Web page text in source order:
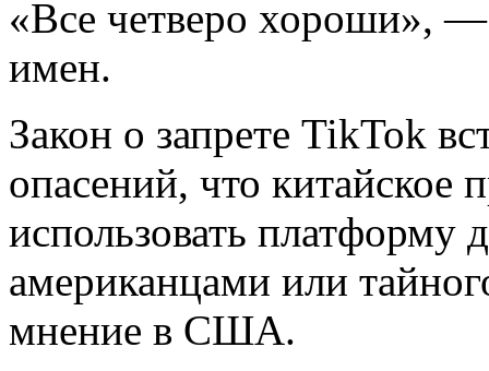
«Все четверо хороши»,
имен.
Закон о запрете TikTok
опасений, что китайское
использовать платформу
американцами или
мнение в США.